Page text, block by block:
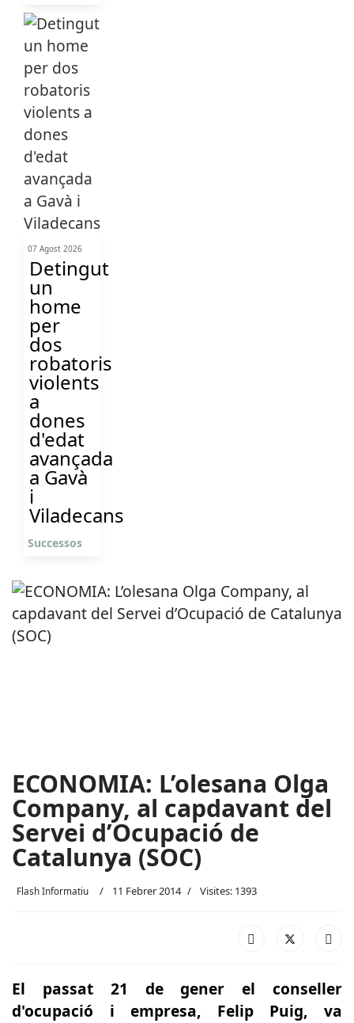
07 Agost 2026
Detingut
un
home
per
dos
robatoris
violents
a
dones
d'edat
avançada
a Gavà
i
Viladecans
Successos
ECONOMIA: L’olesana Olga
Company, al capdavant del
Servei d’Ocupació de
Catalunya (SOC)
Flash Informatiu 11 Febrer 2014 Visites: 1393
El passat 21 de gener el conseller
d'ocupació i empresa, Felip Puig, va